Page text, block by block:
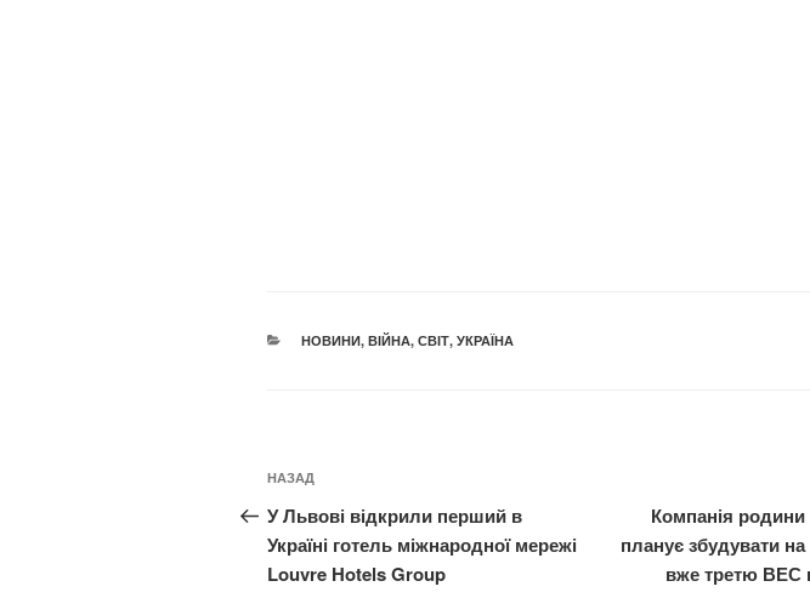
КАТЕГОРІЇ
НОВИНИ, ВІЙНА, СВІТ, УКРАЇНА
Навігація
записів
Попередній
запис:
НАЗАД
У Львові відкрили перший в
Україні готель міжнародної мережі
Louvre Hotels Group
Компанія
планує збудувати
вже третю ВЕС